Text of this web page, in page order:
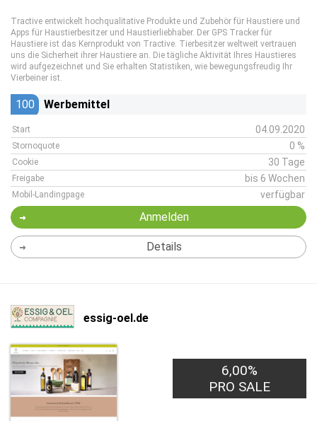
Tractive entwickelt hochqualitative Produkte und Zubehör für Haustiere und
Apps für Haustierbesitzer und Haustierliebhaber. Der GPS Tracker für
Haustiere ist das Kernprodukt von Tractive. Tierbesitzer weltweit vertrauen
uns die Sicherheit ihrer Haustiere an. Die tägliche Aktivität Ihres Haustieres
wird aufgezeichnet und Sie erhalten Statistiken, wie bewegungsfreudig Ihr
Vierbeiner ist.
100 Werbemittel
Start 04.09.2020
Stornoquote 0 %
Cookie 30 Tage
Freigabe bis 6 Wochen
Mobil-Landingpage verfügbar
Anmelden
Details
essig-oel.de
6,00%
PRO SALE